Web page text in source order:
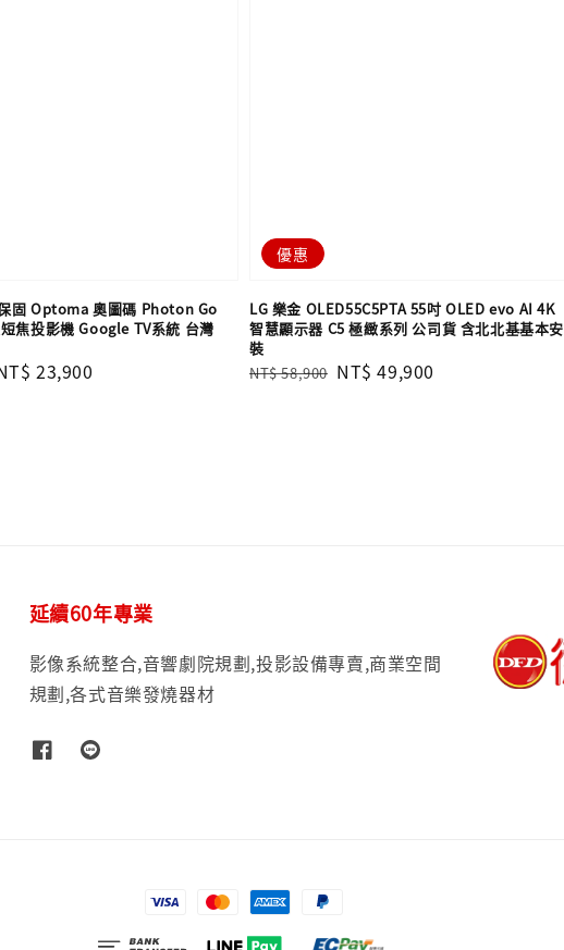
固 Optoma 奧圖碼 Photon Go
焦投影機 Google TV系統 台灣
23,900
優惠
LG 樂金 OLED55C5PTA 55吋 OLED evo AI 4K
智慧顯示器 C5 極緻系列 公司貨 含北北基基本安
裝
Regular
NT$ 58,900 Sale
NT$ 49,900
延續60年專業
影像系統整合,音響劇院規劃,投影設備專賣,商業空間
規劃,各式音樂發燒器材